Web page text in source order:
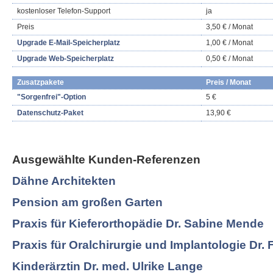
kostenloser Telefon-Support
ja
Preis
3,50 € / Monat
Upgrade E-Mail-Speicherplatz
1,00 € / Monat
Upgrade Web-Speicherplatz
0,50 € / Monat
Zusatzpakete
Preis / Monat
"Sorgenfrei"-Option
5 €
Datenschutz-Paket
13,90 €
Ausgewählte Kunden-Referenzen
Dähne Architekten
Pension am großen Garten
Praxis für Kieferorthopädie Dr. Sabine Mende
Praxis für Oralchirurgie und Implantologie Dr.
Kinderärztin Dr. med. Ulrike Lange